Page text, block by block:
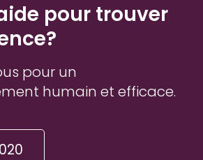
pour trouver
pour un
humain et efficace.